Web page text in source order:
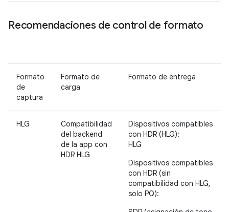
Recomendaciones de control de formato
Formato
de
captura
Formato de
carga
Formato de entrega
HLG
Compatibilidad
del backend
de la app con
HDR HLG
Dispositivos compatibles
con HDR (HLG):
HLG
Dispositivos compatibles
con HDR (sin
compatibilidad con HLG,
solo PQ):